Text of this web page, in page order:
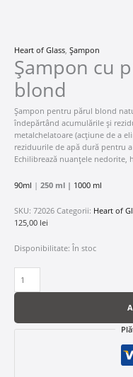
Heart of Glass Șampon
Șampon cu
blond
Șampon pentru părul blond
îndepărtând acumulările și
metalchelatoare (acțiune de a
reziduurile de apă dură pentru
Echilibrează nuanțele nedorite,
90ml | 250 ml | 1000 ml
SKU: 72026 Categorii: Heart of
125,00 lei
Disponibilitate: În stoc